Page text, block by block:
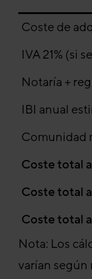
Coste de
IVA 21% (si
Notaría +
IBI anual
Comunidad
Coste total
Coste total
Coste total a
Nota: Los
varían según